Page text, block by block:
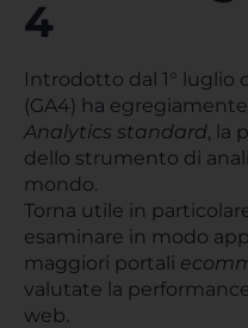
4
Introdotto dal 1° luglio
(GA4) ha
Analytics standard, la
dello strumento di
mondo.
Torna utile in
esaminare in modo
maggiori portali
valutate la
web.